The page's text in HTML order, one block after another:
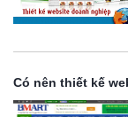
Có nên thiết kế